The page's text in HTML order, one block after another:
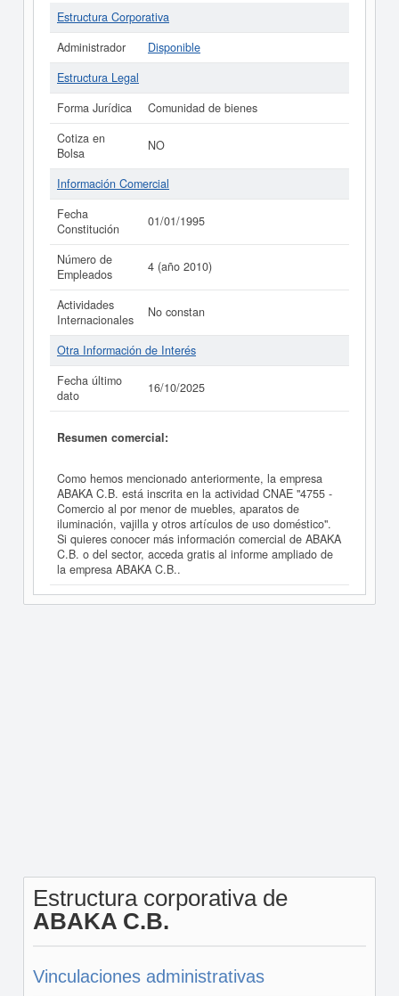
Estructura Corporativa
Administrador
Disponible
Estructura Legal
Forma Jurídica
Comunidad de bienes
Cotiza en
Bolsa
NO
Información Comercial
Fecha
Constitución
01/01/1995
Número de
Empleados
4 (año 2010)
Actividades
Internacionales
No constan
Otra Información de Interés
Fecha último
dato
16/10/2025
Resumen comercial:
Como hemos mencionado anteriormente, la empresa
ABAKA C.B. está inscrita en la actividad CNAE "4755 -
Comercio al por menor de muebles, aparatos de
iluminación, vajilla y otros artículos de uso doméstico".
Si quieres conocer más información comercial de ABAKA
C.B. o del sector, acceda gratis al informe ampliado de
la empresa ABAKA C.B..
Estructura corporativa de
ABAKA C.B.
Vinculaciones administrativas